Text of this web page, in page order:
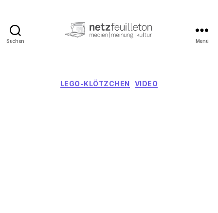
Suchen Menü
Kategorien
LEGO-KLÖTZCHEN VIDEO